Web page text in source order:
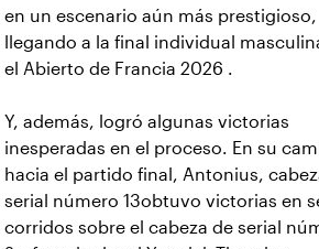
en un escenario aún más prestigioso,
llegando a la final individual
el Abierto de Francia 2026 .
Y, además, logró algunas victorias
inesperadas en el proceso. En su
hacia el partido final, Antonius,
serial número 13obtuvo victorias en
corridos sobre el cabeza de serial